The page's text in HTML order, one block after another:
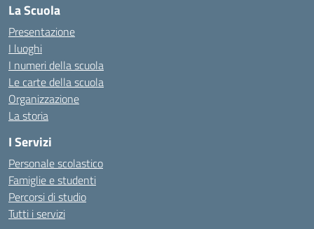
La Scuola
Presentazione
I luoghi
I numeri della scuola
Le carte della scuola
Organizzazione
La storia
I Servizi
Personale scolastico
Famiglie e studenti
Percorsi di studio
Tutti i servizi